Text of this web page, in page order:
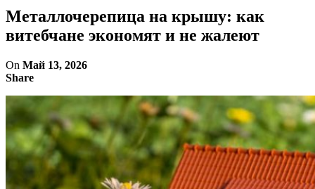
Металлочерепица на крышу: как
витебчане экономят и не жалеют
On Май 13, 2026
Share